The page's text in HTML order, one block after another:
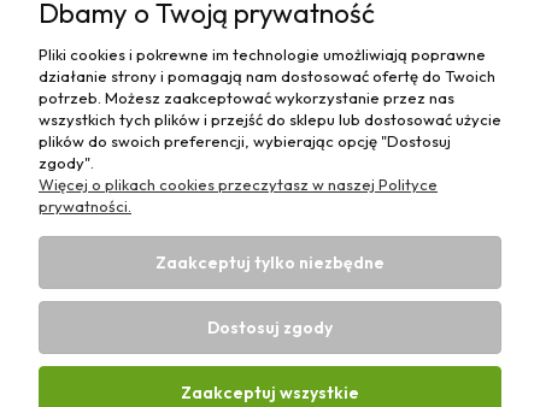
Moje konto
Płatności i dostawa
Informacje
O nas
Sklep rolniczy z częściami do maszyn E-ciągnik |
Dbamy o Twoją prywatność
Pliki cookies i pokrewne im technologie umożliwiają poprawne
działanie strony i pomagają nam dostosować ofertę do Twoich
potrzeb. Możesz zaakceptować wykorzystanie przez nas
wszystkich tych plików i przejść do sklepu lub dostosować użycie
plików do swoich preferencji, wybierając opcję "Dostosuj
zgody".
Więcej o plikach cookies przeczytasz w naszej Polityce
prywatności.
Zaakceptuj tylko niezbędne
Dostosuj zgody
Zaakceptuj wszystkie